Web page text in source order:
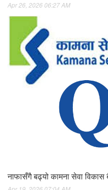
Apr 26, 2026 06:27 AM
नाफासँगै बढ्यो कामना सेवा